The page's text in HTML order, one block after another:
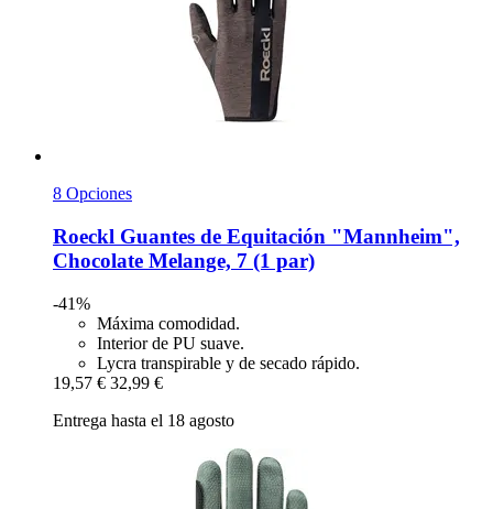
8 Opciones
Roeckl Guantes de Equitación "Mannheim",
Chocolate Melange, 7 (1 par)
-41%
Máxima comodidad.
Interior de PU suave.
Lycra transpirable y de secado rápido.
19,57 € 32,99 €
Entrega hasta el 18 agosto